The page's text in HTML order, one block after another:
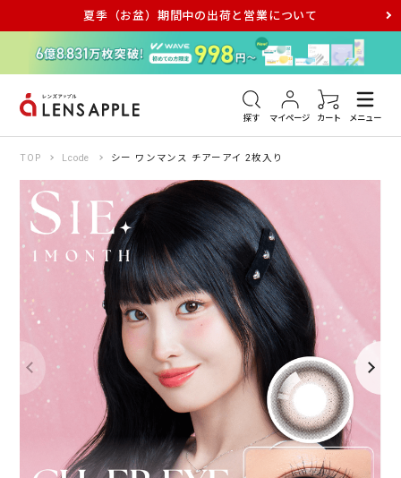
夏季（お盆）期間中の出荷と営業について
探す マイページ カート メニュー
アキュビュー メダリスト メガネ
TOP Lcode シー ワンマンス チアーアイ 2枚入り